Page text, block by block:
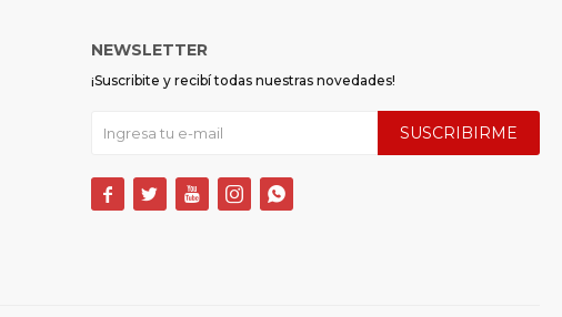
NEWSLETTER
¡Suscribite y recibí todas nuestras novedades!
SUSCRIBIRME
    